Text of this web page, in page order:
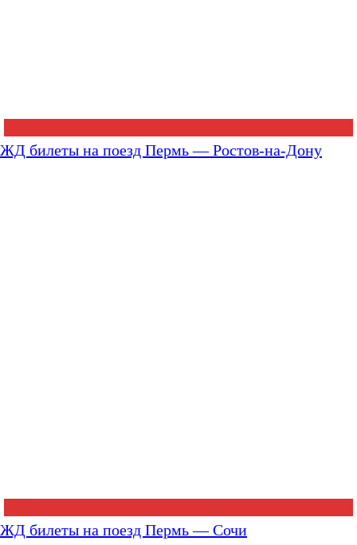
ЖД билеты на поезд Пермь — Ростов-на-Дону
ЖД билеты на поезд Пермь — Сочи